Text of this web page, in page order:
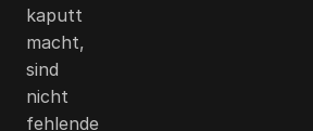
kaputt
macht,
sind
nicht
fehlende